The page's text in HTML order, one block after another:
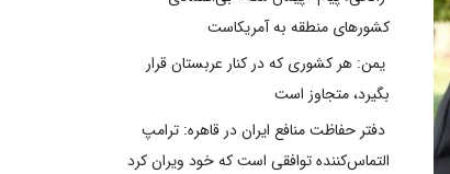
کشورهای منطقه به آمریکاست
یمن: هر کشوری که در کنار عربستان قرار
بگیرد، متجاوز است
دفتر حفاظت منافع ایران در قاهره: ترامپ
التماس‌کننده توافقی است که خود ویران کرد